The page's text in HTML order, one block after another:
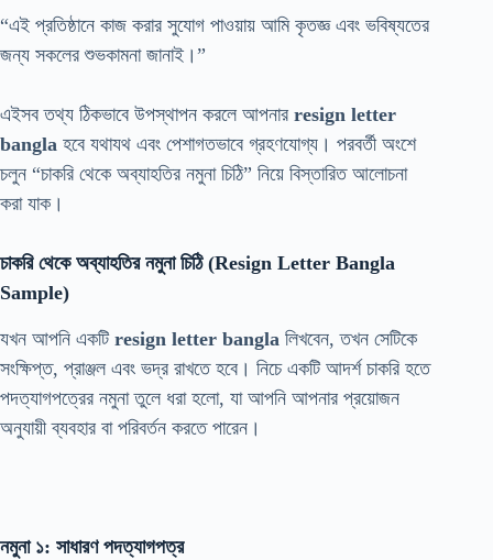
“এই প্রতিষ্ঠানে কাজ করার সুযোগ পাওয়ায় আমি কৃতজ্ঞ এবং ভবিষ্যতের
জন্য সকলের শুভকামনা জানাই।”
এইসব তথ্য ঠিকভাবে উপস্থাপন করলে আপনার resign letter
bangla হবে যথাযথ এবং পেশাগতভাবে গ্রহণযোগ্য। পরবর্তী অংশে
চলুন “চাকরি থেকে অব্যাহতির নমুনা চিঠি” নিয়ে বিস্তারিত আলোচনা
করা যাক।
চাকরি থেকে অব্যাহতির নমুনা চিঠি (Resign Letter Bangla
Sample)
যখন আপনি একটি resign letter bangla লিখবেন, তখন সেটিকে
সংক্ষিপ্ত, প্রাঞ্জল এবং ভদ্র রাখতে হবে। নিচে একটি আদর্শ চাকরি হতে
পদত্যাগপত্রের নমুনা তুলে ধরা হলো, যা আপনি আপনার প্রয়োজন
অনুযায়ী ব্যবহার বা পরিবর্তন করতে পারেন।
নমুনা ১: সাধারণ পদত্যাগপত্র